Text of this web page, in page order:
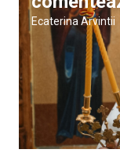
Ecaterina Arvintii